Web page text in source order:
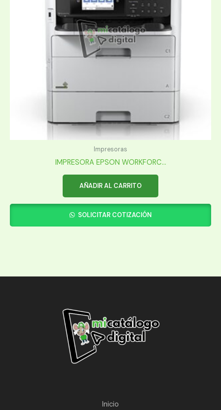
Impresoras
IMPRESORA EPSON WORKFORC...
AÑADIR AL CARRITO
SOLICITAR COTIZACIÓN
Inicio